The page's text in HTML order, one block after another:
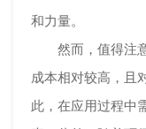
和力量。
然而，值得注
成本相对较高，且
此，在应用过程中